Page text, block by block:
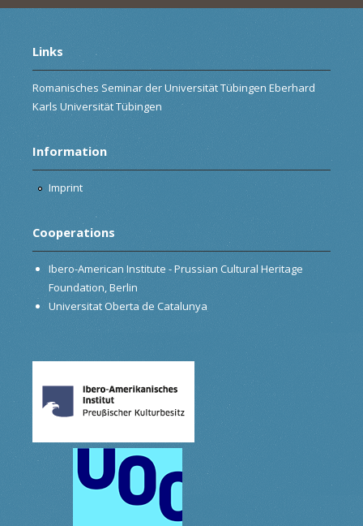
Links
Romanisches Seminar der Universität Tübingen Eberhard
Karls Universität Tübingen
Information
Imprint
Cooperations
Ibero-American Institute - Prussian Cultural Heritage
Foundation, Berlin
Universitat Oberta de Catalunya